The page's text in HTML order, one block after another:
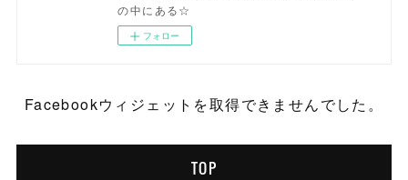
の中にある☆
フォロー
Facebookウィジェットを取得できませんでした。
TOP